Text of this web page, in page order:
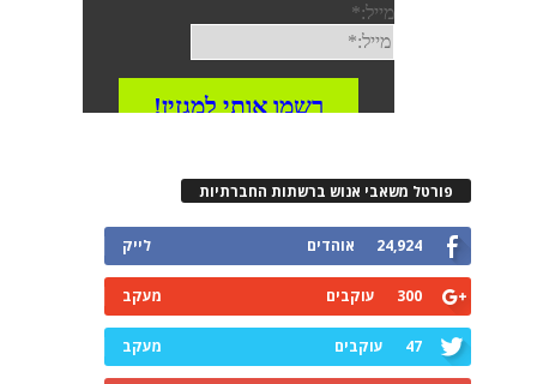
פורטל משאבי אנוש ברשתות החברתיות
24,924 אוהדים לייק
300 עוקבים מעקב
47 עוקבים מעקב